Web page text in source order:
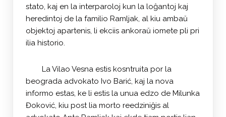
stato, kaj en la interparoloj kun la loĝantoj kaj
heredintoj de la familio Ramljak, al kiu ambaŭ
objektoj apartenis, li ekciis ankoraŭ iomete pli pri
ilia historio.
La Vilao Vesna estis kosntruita por la
beograda advokato Ivo Barić, kaj la nova
informo estas, ke li estis la unua edzo de Milunka
Đoković, kiu post lia morto reedziniĝis al